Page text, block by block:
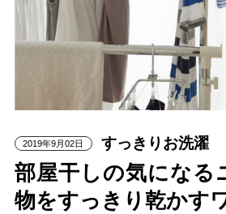
2019年9月02日 すっきりお洗濯
部屋干しの気になる
物をすっきり乾かす